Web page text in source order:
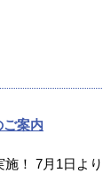
案内
施！ 7月1日よ